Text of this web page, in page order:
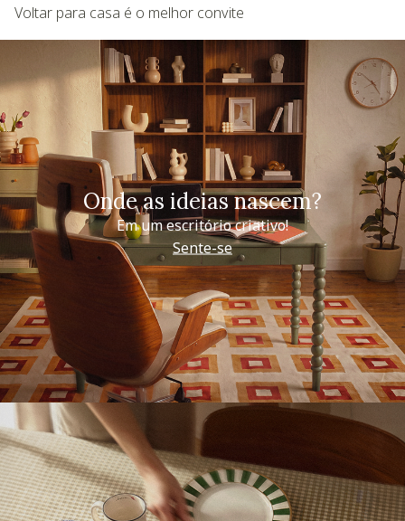
Voltar para casa é o melhor convite
Onde as ideias nascem?
Em um escritório criativo!
Sente-se